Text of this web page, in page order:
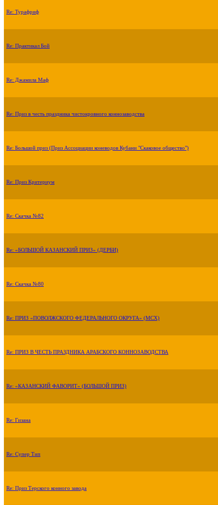
Re: Турафриф
Re: Практикал Бой
Re: Джамила Маф
Re: Приз в честь праздника чистокровного коннозаводства
Re: Большой приз (Приз Ассоциации коневодов Кубани "Скаковое общество")
Re: Приз Критериум
Re: Скачка №82
Re: «БОЛЬШОЙ КАЗАНСКИЙ ПРИЗ» (ДЕРБИ)
Re: Скачка №80
Re: ПРИЗ «ПОВОЛЖСКОГО ФЕДЕРАЛЬНОГО ОКРУГА» (МСХ)
Re: ПРИЗ В ЧЕСТЬ ПРАЗДНИКА АРАБСКОГО КОННОЗАВОДСТВА
Re: «КАЗАНСКИЙ ФАВОРИТ» (БОЛЬШОЙ ПРИЗ)
Re: Гизана
Re: Супер Тип
Re: Приз Терского конного завода